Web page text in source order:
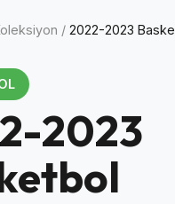
/ 2022-2023
2023